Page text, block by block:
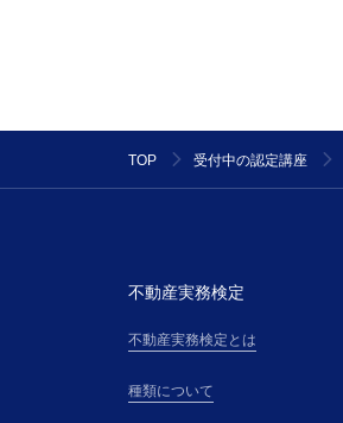
TOP 受付中の認定講座
不動産実務検定
不動産実務検定とは
種類について